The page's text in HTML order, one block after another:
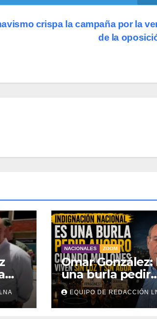
crispa la campaña por la
de la
NACIONALES ZOOM
Omar González:
una burla pedir
ahorro cuando
millones viven
luz y sin agua
EQUIPO DE REDACCIÓN